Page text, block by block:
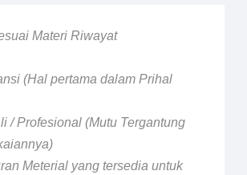
Materi Riwayat
(Hal pertama dalam Prihal
/ Profesional (Mutu Tergantung
Meterial yang tersedia untuk